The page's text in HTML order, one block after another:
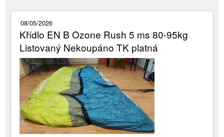
08/05/2026
Křídlo EN B Ozone Rush 5 ms 80-95kg
Listovaný Nekoupáno TK platná